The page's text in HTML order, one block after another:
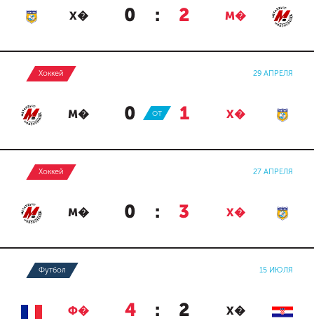
Х� 0 : 2 М�
Хоккей 29 АПРЕЛЯ
М� 0 : 1 Х�
ОТ
Хоккей 27 АПРЕЛЯ
М� 0 : 3 Х�
Футбол 15 ИЮЛЯ
Ф� 4 : 2 Х�